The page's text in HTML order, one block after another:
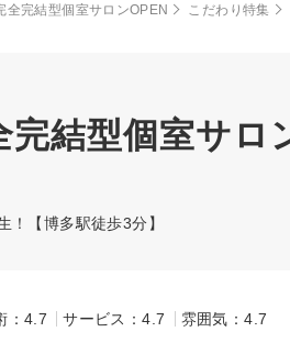
全完結型個室サロンOPEN こだわり特集
結型個室サロ
【博多駅徒歩3分】
：4.7 サービス：4.7
雰囲気：4.7